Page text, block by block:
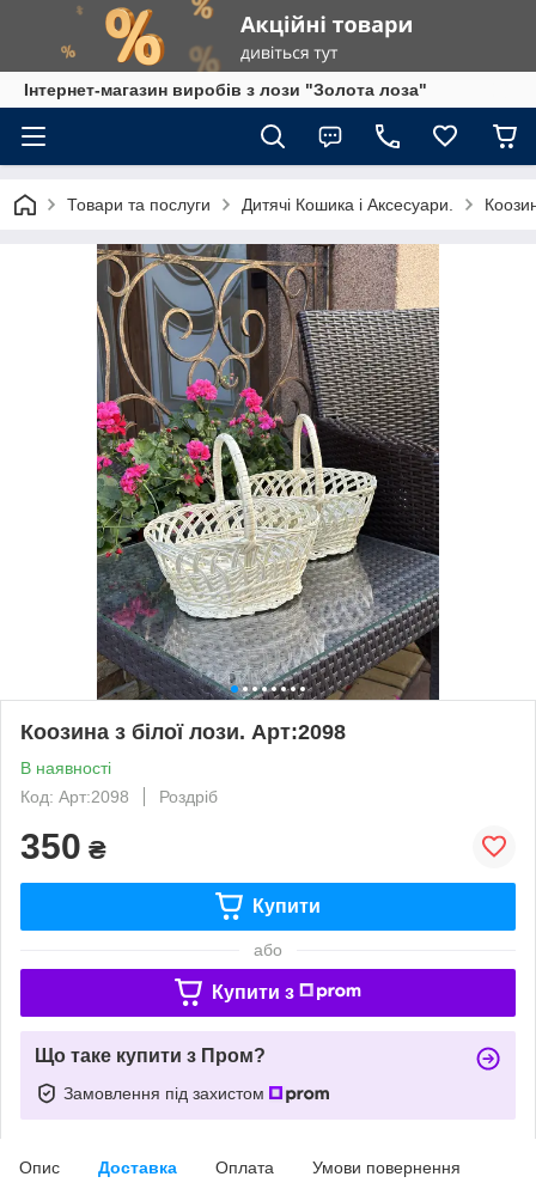
Інтернет-магазин виробів з лози "Золота лоза"
Товари та послуги Дитячі Кошика і Аксесуари.
Коозина з білої лози. Арт:2098
В наявності
Код: Арт:2098
Роздріб
350 ₴
Купити
або
Купити з
Що таке купити з Пром?
Замовлення під захистом
Опис Доставка Оплата Умови повернення